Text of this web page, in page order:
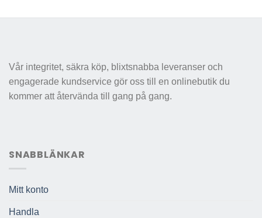
Vår integritet, säkra köp, blixtsnabba leveranser och
engagerade kundservice gör oss till en onlinebutik du
kommer att återvända till gang på gang.
SNABBLÄNKAR
Mitt konto
Handla